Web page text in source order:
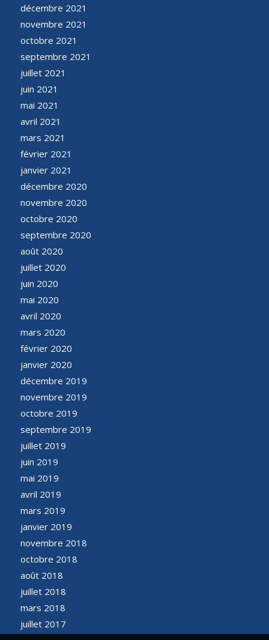
décembre 2021
novembre 2021
octobre 2021
septembre 2021
juillet 2021
juin 2021
mai 2021
avril 2021
mars 2021
février 2021
janvier 2021
décembre 2020
novembre 2020
octobre 2020
septembre 2020
août 2020
juillet 2020
juin 2020
mai 2020
avril 2020
mars 2020
février 2020
janvier 2020
décembre 2019
novembre 2019
octobre 2019
septembre 2019
juillet 2019
juin 2019
mai 2019
avril 2019
mars 2019
janvier 2019
novembre 2018
octobre 2018
août 2018
juillet 2018
mars 2018
juillet 2017